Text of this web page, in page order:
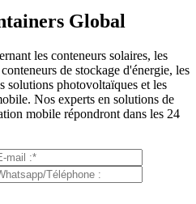
Global
les conteneurs solaires, les
de stockage d'énergie, les
solutions photovoltaïques et les
Nos experts en solutions de
mobile répondront dans les 24